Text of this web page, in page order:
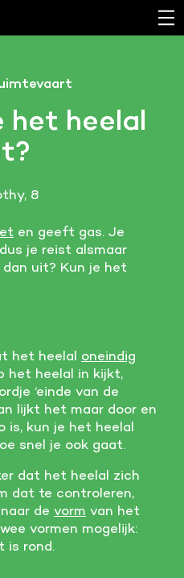
het heelal
8
en geeft gas. Je
je reist alsmaar
uit? Kun je het
het heelal oneindig
het heelal in kijkt,
‘einde van de
lijkt het maar door en
is, kun je het heelal
snel je ook gaat.
dat het heelal zich
dat te controleren,
de vorm van het
vormen mogelijk:
is rond.
externe bronnen te
klantreis.
van cookies. Pas hier